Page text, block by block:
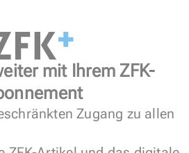
mit Ihrem ZFK-
Zugang zu allen